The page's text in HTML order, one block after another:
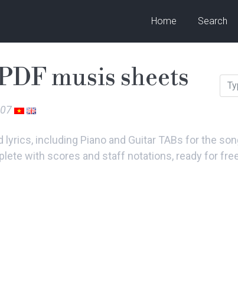
Home Search
musis sheets
including Piano and Guitar TABs for the
with scores and staff notations, ready for